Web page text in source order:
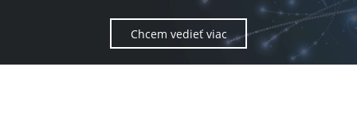
Chcem vedieť viac